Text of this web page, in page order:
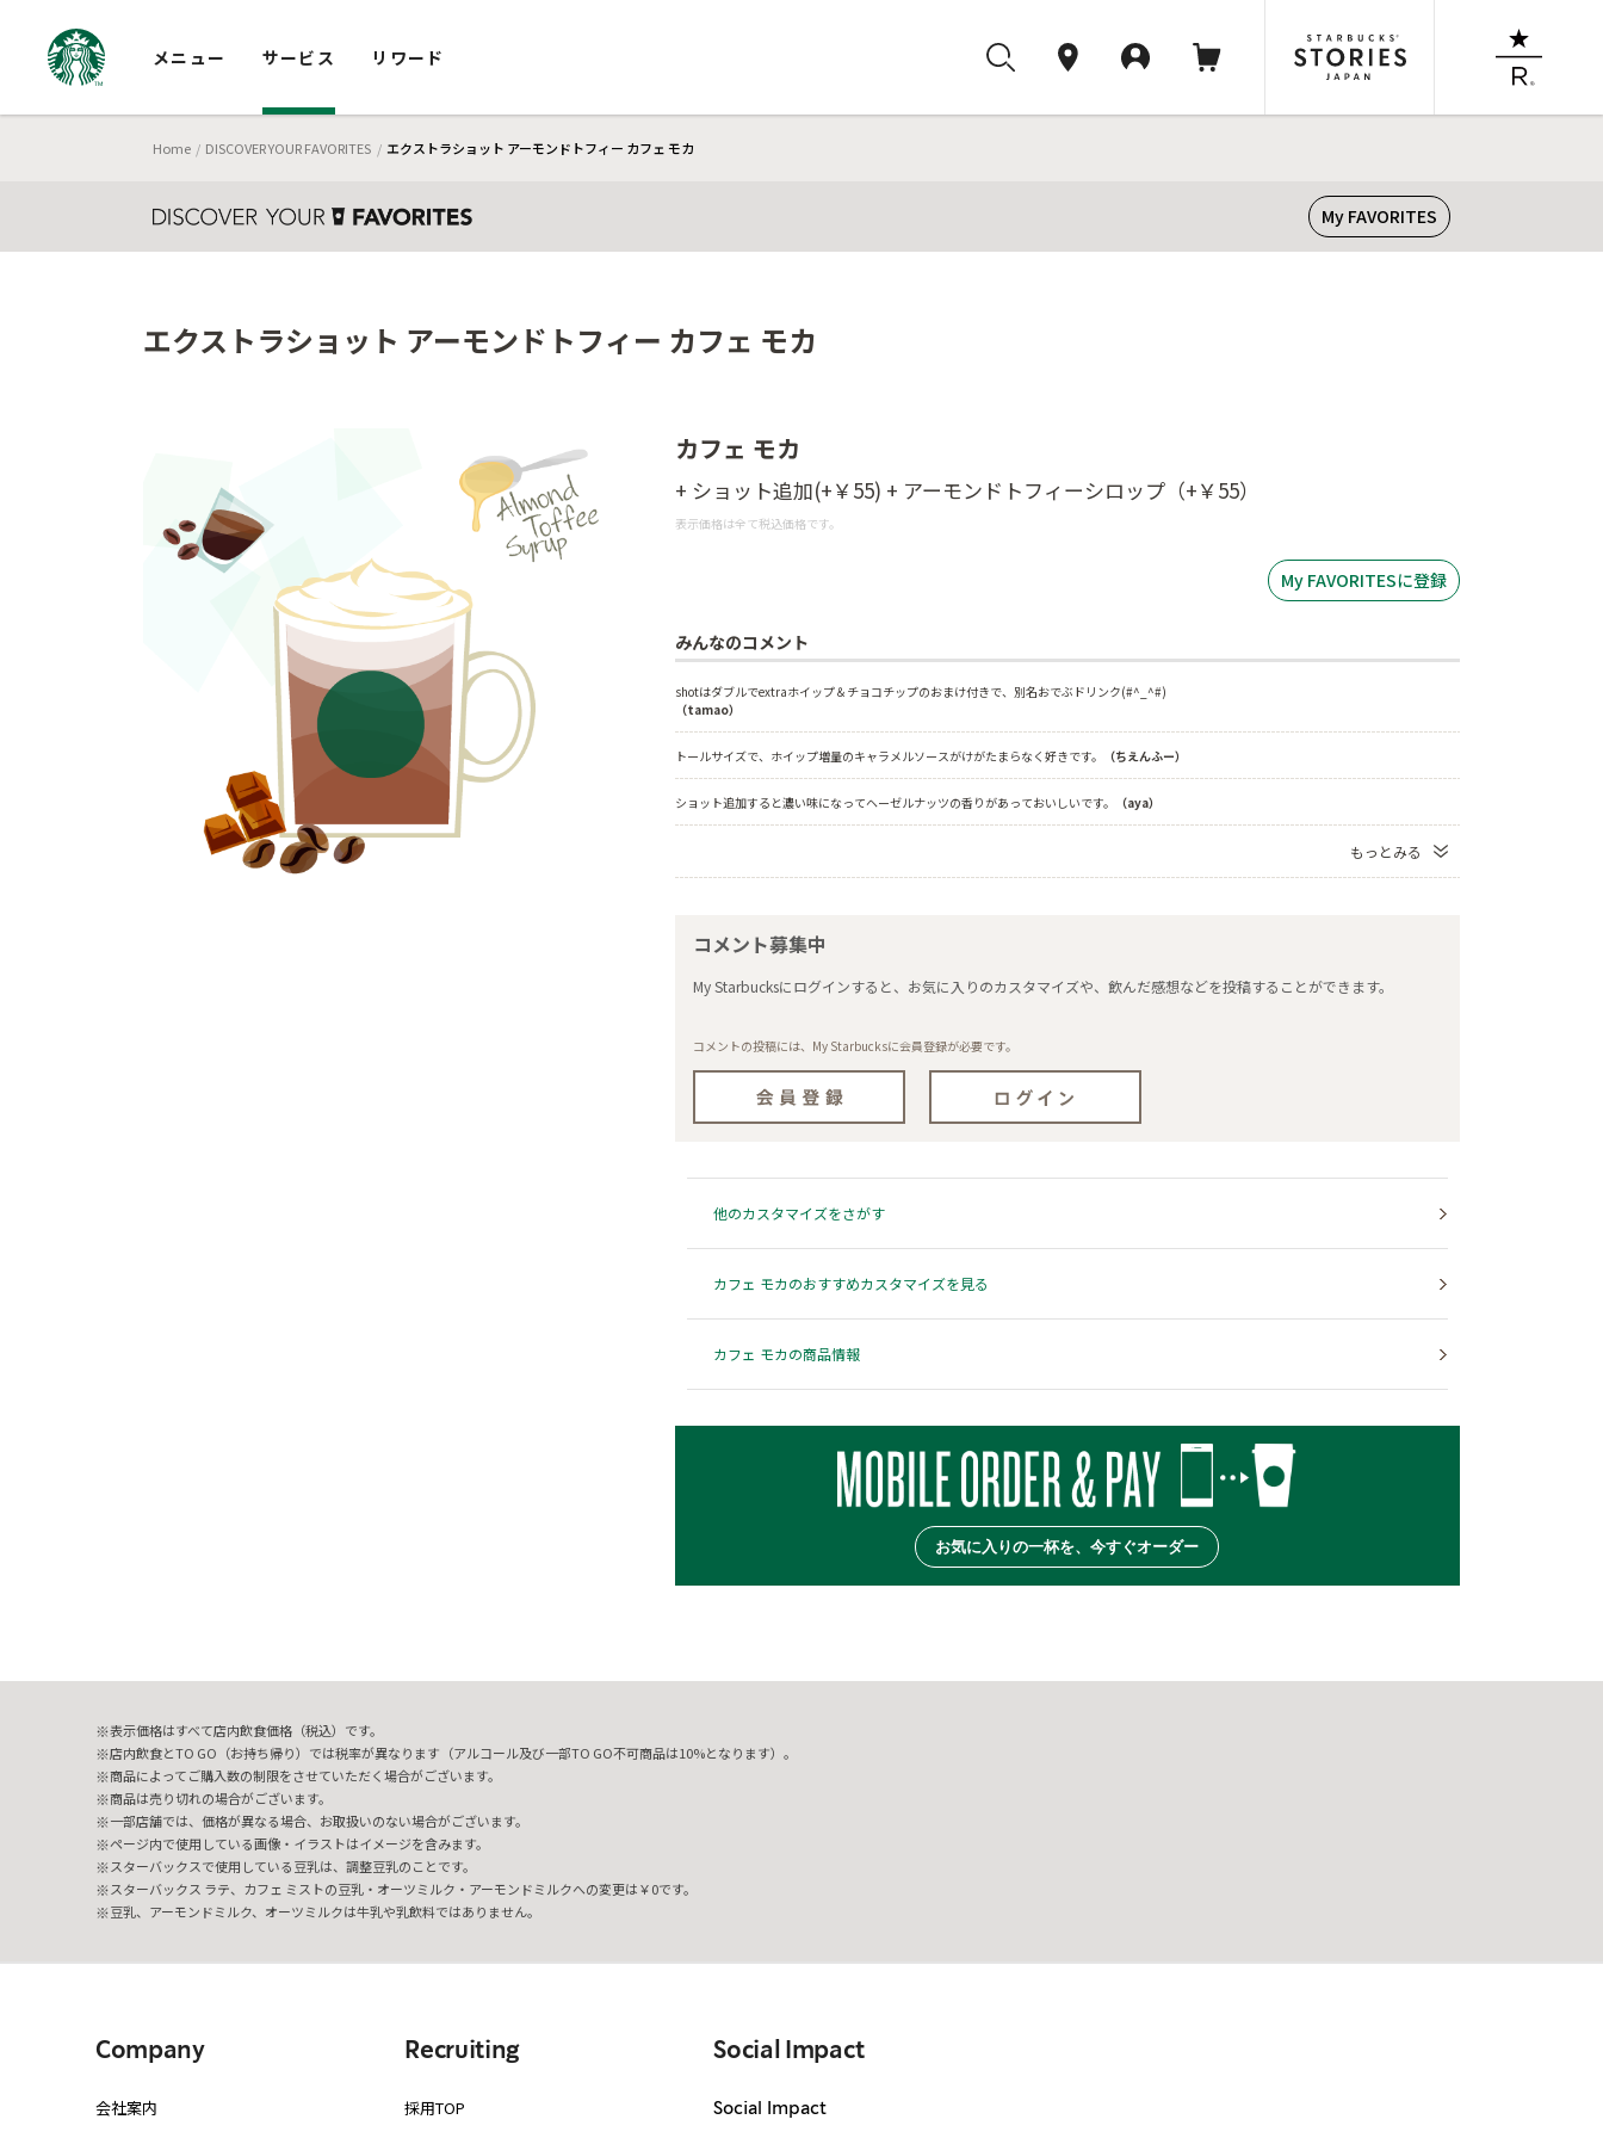
メニュー サービス リワード
Home DISCOVER YOUR FAVORITES エクストラショット アーモンドトフィー カフェ モカ
My FAVORITES
エクストラショット アーモンドトフィー カフェ モカ
カフェ モカ
+ ショット追加(+￥55) + アーモンドトフィーシロップ（+￥55）
表示価格は全て税込価格です。
My FAVORITESに登録
みんなのコメント
shotはダブルでextraホイップ＆チョコチップのおまけ付きで、別名おでぶドリンク(#^_^#)
（tamao）
トールサイズで、ホイップ増量のキャラメルソースがけがたまらなく好きです。 （ちえんふー）
ショット追加すると濃い味になってヘーゼルナッツの香りがあっておいしいです。 （aya）
もっとみる
コメント募集中
My Starbucksにログインすると、お気に入りのカスタマイズや、飲んだ感想などを投稿することができます。
コメントの投稿には、My Starbucksに会員登録が必要です。
他のカスタマイズをさがす
カフェ モカのおすすめカスタマイズを見る
カフェ モカの商品情報
お気に入りの一杯を、今すぐオーダー
表示価格はすべて店内飲食価格（税込）です。
店内飲食とTO GO（お持ち帰り）では税率が異なります（アルコール及び一部TO GO不可商品は10%となります）。
商品によってご購入数の制限をさせていただく場合がございます。
商品は売り切れの場合がございます。
一部店舗では、価格が異なる場合、お取扱いのない場合がございます。
ページ内で使用している画像・イラストはイメージを含みます。
スターバックスで使用している豆乳は、調整豆乳のことです。
スターバックス ラテ、カフェ ミストの豆乳・オーツミルク・アーモンドミルクへの変更は￥0です。
豆乳、アーモンドミルク、オーツミルクは牛乳や乳飲料ではありません。
Company
会社案内
Recruiting
採用TOP
Social Impact
Social Impact